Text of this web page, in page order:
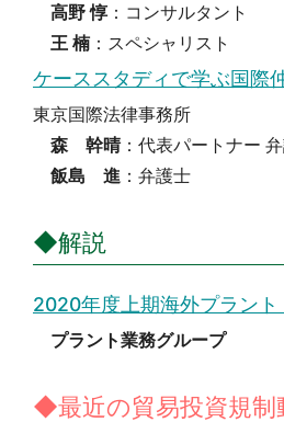
高野 惇：コンサルタント
王 楠：スペシャリスト
ケーススタディで学ぶ国際
東京国際法律事務所
森 幹晴：代表パートナー
飯島 進 ：弁護士
◆解説
2020年度上期海外プラン
プラント業務グループ
◆最近の貿易投資規制